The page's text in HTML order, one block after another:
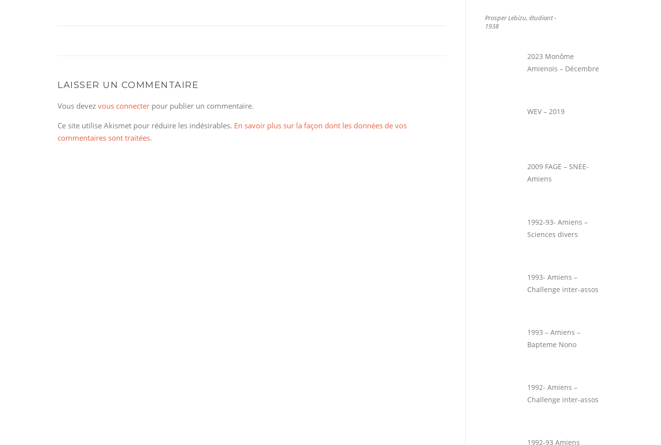
LAISSER UN COMMENTAIRE
Vous devez vous connecter pour publier un commentaire.
Ce site utilise Akismet pour réduire les indésirables. En savoir plus sur la façon dont les données de vos
commentaires sont traitées.
Prosper Lebizu, étudiant -
1938
2023 Monôme
Amienois – Décembre
WEV – 2019
2009 FAGE – SNEE-
Amiens
1992-93- Amiens –
Sciences divers
1993- Amiens –
Challenge inter-assos
1993 – Amiens –
Bapteme Nono
1992- Amiens –
Challenge inter-assos
1992-93 Amiens